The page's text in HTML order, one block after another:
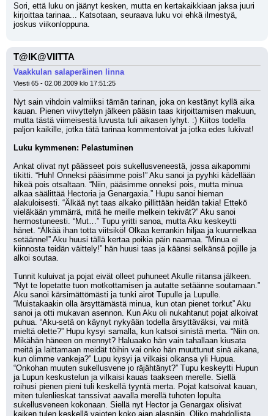
Sori, että luku on jäänyt kesken, mutta en kertakaikkiaan jaksa juuri
kirjoittaa tarinaa... Katsotaan, seuraava luku voi ehkä ilmestyä,
joskus viikonloppuna.
T@IK@VIITTA
Vaakkulan salaperäinen linna
Viesti 65 - 02.08.2009 klo 17:51:25
Nyt sain vihdoin valmiiksi tämän tarinan, joka on kestänyt kyllä aika
kauan. Pienen viivyttelyn jälkeen pääsin taas kirjoittamisen makuun,
mutta tästä viimeisestä luvusta tuli aikasen lyhyt. :) Kiitos todella
paljon kaikille, jotka tätä tarinaa kommentoivat ja jotka edes lukivat!
Luku kymmenen: Pelastuminen
Ankat olivat nyt päässeet pois sukellusveneestä, jossa aikapommi
tikitti. “Huh! Onneksi pääsimme pois!” Aku sanoi ja pyyhki kädellään
hikeä pois otsaltaan. “Niin, pääsimme onneksi pois, mutta minua
alkaa säälittää Hectoria ja Genargaxia.” Hupu sanoi hieman
alakuloisesti. “Älkää nyt taas alkako pillittään heidän takia! Ettekö
vieläkään ymmärrä, mitä he meille melkein tekivät?” Aku sanoi
hermostuneesti. “Mut…” Tupu yritti sanoa, mutta Aku keskeytti
hänet. “Älkää ihan totta viitsikö! Olkaa kerrankin hiljaa ja kuunnelkaa
setäänne!” Aku huusi tällä kertaa poikia päin naamaa. “Minua ei
kiinnosta teidän väittely!” hän huusi taas ja käänsi selkänsä pojille ja
alkoi soutaa.
Tunnit kuluivat ja pojat eivät olleet puhuneet Akulle riitansa jälkeen.
“Nyt te lopetatte tuon motkottamisen ja autatte setäänne soutamaan.”
Aku sanoi kärsimättömästi ja tunki airot Tupulle ja Lupulle.
“Muistakaakin olla ärsyttämästä minua, kun otan pienet torkut” Aku
sanoi ja otti mukavan asennon. Kun Aku oli nukahtanut pojat alkoivat
puhua. “Aku-setä on käynyt nykyään todella ärsyttäväksi, vai mitä
mieltä olette?” Hupu kysyi samalla, kun katsoi sinistä merta. “Niin on.
Mikähän häneen on mennyt? Haluaako hän vain tahallaan kiusata
meitä ja laittamaan meidät töihin vai onko hän muuttunut sinä aikana,
kun olimme vankeja?” Lupu kysyi ja vilkaisi olkansa yli Hupua.
“Onkohan muuten sukellusvene jo räjähtänyt?” Tupu keskeytti Hupun
ja Lupun keskustelun ja vilkaisi kauas taakseen merelle. Siellä
roihusi pienen pieni tuli keskellä tyyntä merta. Pojat katsoivat kauan,
miten tulenlieskat tanssivat aavalla merellä tuhoten lopulta
sukellusveneen kokonaan. Siellä nyt Hector ja Genargax olisivat
kaiken tulen keskellä vajoten koko ajan alaspäin. Oliko mahdollista,